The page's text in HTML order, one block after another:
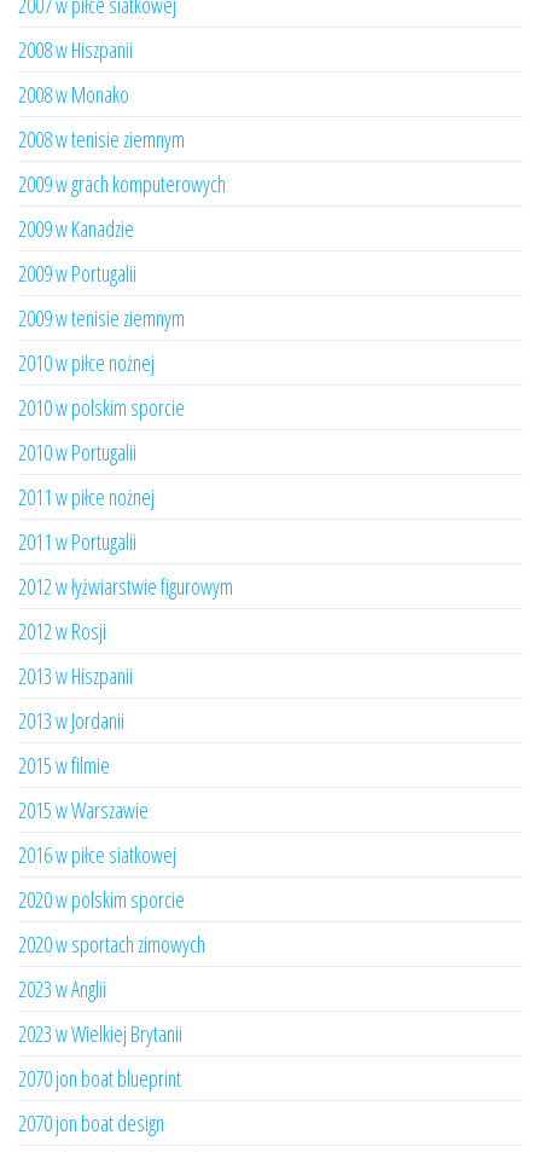
2008 w Hiszpanii
2008 w Monako
2008 w tenisie ziemnym
2009 w grach komputerowych
2009 w Kanadzie
2009 w Portugalii
2009 w tenisie ziemnym
2010 w piłce nożnej
2010 w polskim sporcie
2010 w Portugalii
2011 w piłce nożnej
2011 w Portugalii
2012 w łyżwiarstwie figurowym
2012 w Rosji
2013 w Hiszpanii
2013 w Jordanii
2015 w filmie
2015 w Warszawie
2016 w piłce siatkowej
2020 w polskim sporcie
2020 w sportach zimowych
2023 w Anglii
2023 w Wielkiej Brytanii
2070 jon boat blueprint
2070 jon boat design